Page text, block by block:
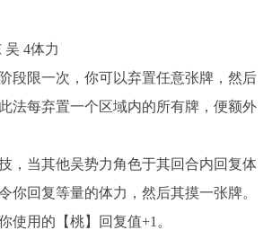
吴 4体力
段限一次，你可以弃置任意张牌，然后
法每弃置一个区域内的所有牌，便额外
，当其他吴势力角色于其回合内回复体
你回复等量的体力，然后其摸一张牌。
使用的【桃】回复值+1。